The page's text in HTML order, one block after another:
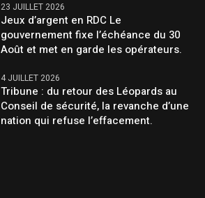
23 JUILLET 2026
Jeux d’argent en RDC Le
gouvernement fixe l’échéance du 30
Août et met en garde les opérateurs.
4 JUILLET 2026
Tribune : du retour des Léopards au
Conseil de sécurité, la revanche d’une
nation qui refuse l’effacement.